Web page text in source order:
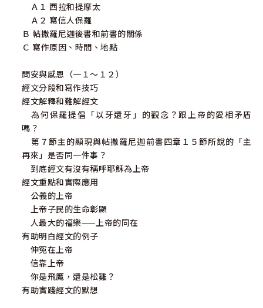
Ａ１ 西拉和提摩太
Ａ２ 寫信人保羅
Ｂ 帖撒羅尼迦後書和前書的關係
Ｃ 寫作原因、時間、地點
問安與感恩（一１～１２）
經文分段和寫作技巧
經文解釋和難解經文
為何保羅提倡「以牙還牙」的觀念？跟上帝的愛相矛盾
嗎？
第７節主的顯現與帖撒羅尼迦前書四章１５節所說的「主
再來」是否同一件事？
到底經文有沒有稱呼耶穌為上帝
經文重點和實際應用
公義的上帝
上帝子民的生命彰顯
人最大的福樂——上帝的同在
有助明白經文的例子
伸冤在上帝
信靠上帝
你是飛鷹，還是松雞？
有助實踐經文的默想